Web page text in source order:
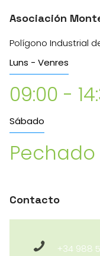
Asociación
Polígono Industrial
Luns - Venres
09:00 -
Sábado
Pechado
Contacto
+34 988